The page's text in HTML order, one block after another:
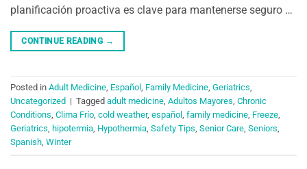
planificación proactiva es clave para mantenerse seguro …
CONTINUE READING →
Posted in Adult Medicine, Español , Family Medicine, Geriatrics,
Uncategorized | Tagged adult medicine, Adultos Mayores, Chronic
Conditions, Clima Frío, cold weather, español , family medicine, Freeze,
Geriatrics, hipotermia, Hypothermia, Safety Tips, Senior Care, Seniors,
Spanish, Winter